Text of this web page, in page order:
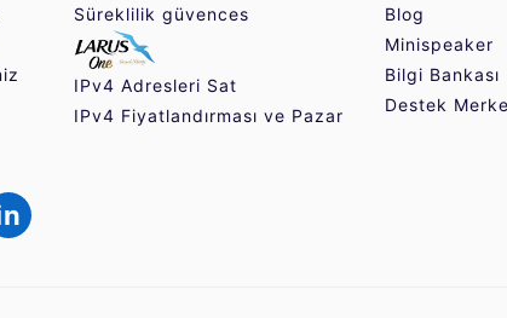
Süreklilik güvences
IPv4 Adresleri Sat
IPv4 Fiyatlandırması ve Pazar
Blog
Minispeaker
Bilgi Bankası
Destek